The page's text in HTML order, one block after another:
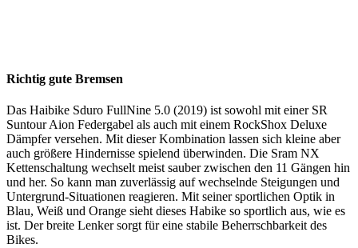
Richtig gute Bremsen
Das Haibike Sduro FullNine 5.0 (2019) ist sowohl mit einer SR
Suntour Aion Federgabel als auch mit einem RockShox Deluxe
Dämpfer versehen. Mit dieser Kombination lassen sich kleine aber
auch größere Hindernisse spielend überwinden. Die Sram NX
Kettenschaltung wechselt meist sauber zwischen den 11 Gängen hin
und her. So kann man zuverlässig auf wechselnde Steigungen und
Untergrund-Situationen reagieren. Mit seiner sportlichen Optik in
Blau, Weiß und Orange sieht dieses Habike so sportlich aus, wie es
ist. Der breite Lenker sorgt für eine stabile Beherrschbarkeit des
Bikes.